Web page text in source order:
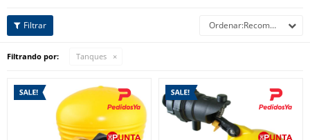
Recomendados
Filtrando por: Tanques